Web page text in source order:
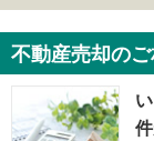
不動産売却の